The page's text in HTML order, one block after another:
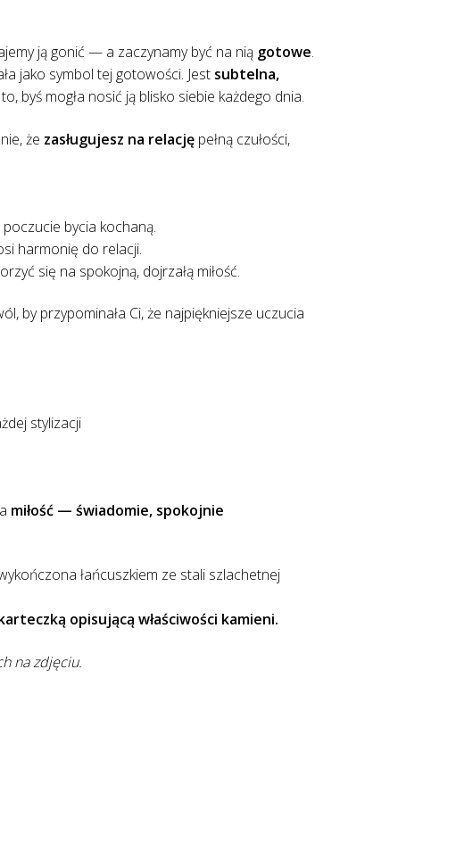
ją gonić — a zaczynamy być na nią gotowe.
jako symbol tej gotowości. Jest subtelna,
byś mogła nosić ją blisko siebie każdego dnia.
że zasługujesz na relację pełną czułości,
bycia kochaną.
harmonię do relacji.
się na spokojną, dojrzałą miłość.
by przypominała Ci, że najpiękniejsze uczucia
stylizacji
miłość — świadomie, spokojnie
łańcuszkiem ze stali szlachetnej
opisującą właściwości kamieni.
na zdjęciu.